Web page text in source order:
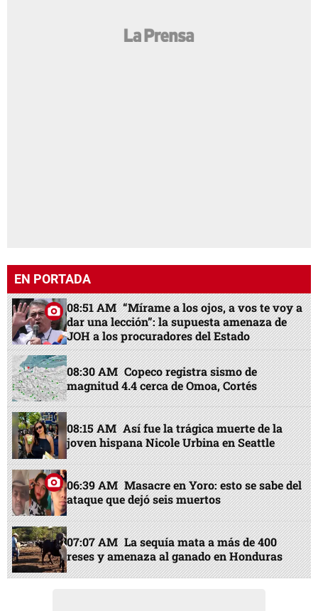
EN PORTADA
08:51 AM “Mírame a los ojos, a vos te voy a
dar una lección”: la supuesta amenaza de
JOH a los procuradores del Estado
08:30 AM Copeco registra sismo de
magnitud 4.4 cerca de Omoa, Cortés
08:15 AM Así fue la trágica muerte de la
joven hispana Nicole Urbina en Seattle
06:39 AM Masacre en Yoro: esto se sabe del
ataque que dejó seis muertos
07:07 AM La sequía mata a más de 400
reses y amenaza al ganado en Honduras